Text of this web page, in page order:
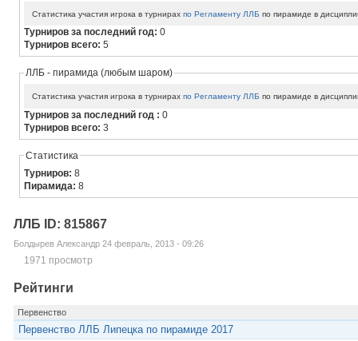
Статистика участия игрока в турнирахпо Регламенту ЛЛБ по пирамиде в
Турниров за последний год:0
Турниров всего:5
ЛЛБ - пирамида (любым шаром)
Статистика участия игрока в турнирахпо Регламенту ЛЛБ по пирамиде в
Турниров за последний год :0
Турниров всего:3
Статистика
Турниров:8
Пирамида:8
ЛЛБ ID: 815867
Болдырев Александр 24 февраль, 2013 - 09:26
1971 просмотр
Рейтинги
Первенство
Первенство ЛЛБ Липецка по пирамиде 2017